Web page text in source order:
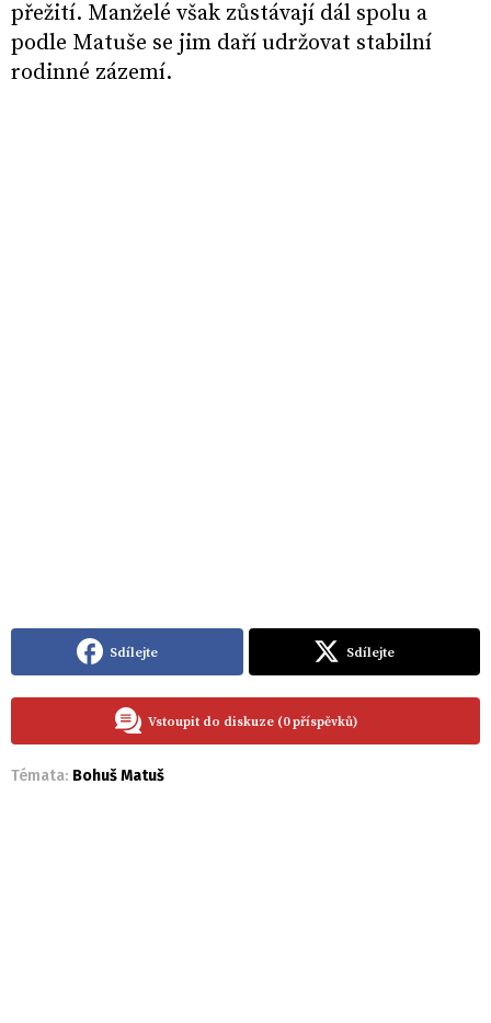
přežití. Manželé však zůstávají dál spolu a
podle Matuše se jim daří udržovat stabilní
rodinné zázemí.
Sdílejte Sdílejte
Vstoupit do diskuze (0 příspěvků)
Témata: Bohuš Matuš